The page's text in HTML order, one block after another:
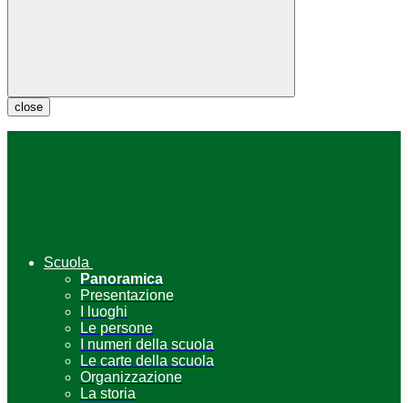
close
Scuola
Panoramica
Presentazione
I luoghi
Le persone
I numeri della scuola
Le carte della scuola
Organizzazione
La storia